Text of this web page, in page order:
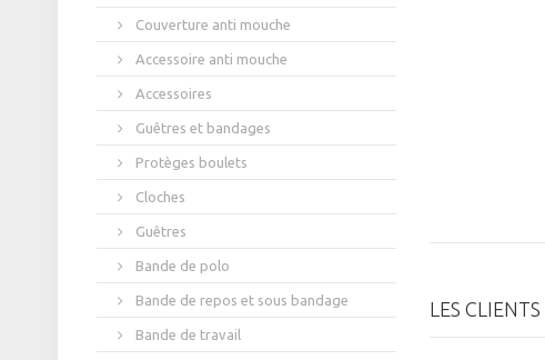
LES
Couverture anti mouche
Accessoire anti mouche
Accessoires
Guêtres et bandages
Protèges boulets
Cloches
Guêtres
Bande de polo
Bande de repos et sous bandage
Bande de travail